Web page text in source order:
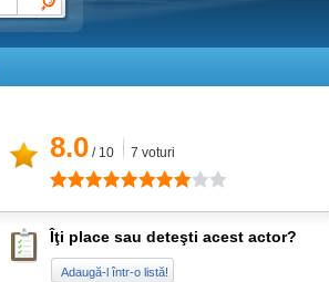
8.0 / 10 7 voturi
Îţi place sau deteşti acest actor?
Adaugă-l într-o listă!